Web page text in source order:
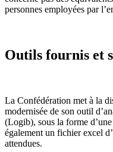
personnes employées par
Outils fournis et
La Confédération met à la
modernisée de son outil
(Logib), sous la forme
également un fichier excel
attendues.